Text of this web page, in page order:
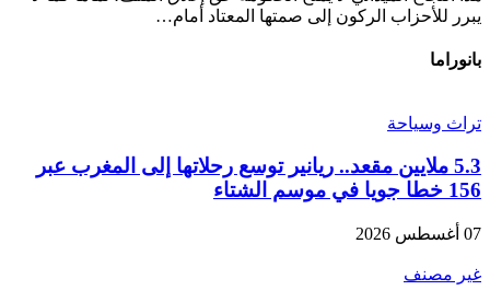
يبرر للأحزاب الركون إلى صمتها المعتاد أمام…
بانوراما
تراث وسياحة
5.3 ملايين مقعد.. ريانير توسع رحلاتها إلى المغرب عبر
156 خطا جويا في موسم الشتاء
07 أغسطس 2026
غير مصنف